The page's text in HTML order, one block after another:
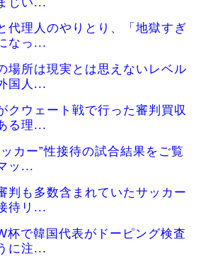
代理人のやりとり、「地獄すぎ
なっ...
場所は現実とは思えないレベル
国人...
クウェート戦で行った審判買収
る理...
カー”性接待の試合結果をご覧
ッ...
判も多数含まれていたサッカー
待リ...
杯で韓国代表がドーピング検査
に注...